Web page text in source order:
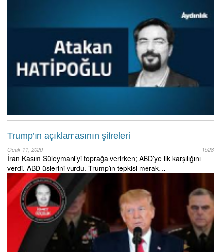
Trump’ın açıklamasının şifreleri
Ocak 11, 2020 1528
İran Kasım Süleymani’yi toprağa verirken; ABD’ye ilk karşılığını
verdi. ABD üslerini vurdu. Trump’ın tepkisi merak…